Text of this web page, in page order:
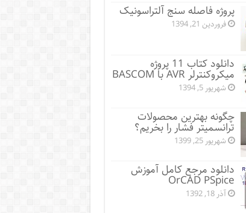
پروژه فاصله سنج آلتراسونیک
فروردین 21, 1394
دانلود کتاب 11 پروژه
میکروکنترلر AVR با BASCOM
شهریور 5, 1394
چگونه بهترین محصولات
ترانسمیتر فشار را بخریم؟
شهریور 25, 1399
دانلود مرجع کامل آموزش
OrCAD PSpice
آذر 18, 1392